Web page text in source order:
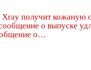
Xray получит кожаную
о…